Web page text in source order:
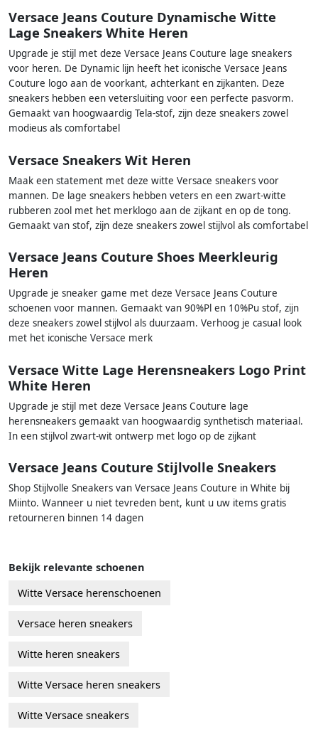
Versace Jeans Couture Dynamische Witte
Lage Sneakers White Heren
Upgrade je stijl met deze Versace Jeans Couture lage sneakers
voor heren. De Dynamic lijn heeft het iconische Versace Jeans
Couture logo aan de voorkant, achterkant en zijkanten. Deze
sneakers hebben een vetersluiting voor een perfecte pasvorm.
Gemaakt van hoogwaardig Tela-stof, zijn deze sneakers zowel
modieus als comfortabel
Versace Sneakers Wit Heren
Maak een statement met deze witte Versace sneakers voor
mannen. De lage sneakers hebben veters en een zwart-witte
rubberen zool met het merklogo aan de zijkant en op de tong.
Gemaakt van stof, zijn deze sneakers zowel stijlvol als comfortabel
Versace Jeans Couture Shoes Meerkleurig
Heren
Upgrade je sneaker game met deze Versace Jeans Couture
schoenen voor mannen. Gemaakt van 90%Pl en 10%Pu stof, zijn
deze sneakers zowel stijlvol als duurzaam. Verhoog je casual look
met het iconische Versace merk
Versace Witte Lage Herensneakers Logo Print
White Heren
Upgrade je stijl met deze Versace Jeans Couture lage
herensneakers gemaakt van hoogwaardig synthetisch materiaal.
In een stijlvol zwart-wit ontwerp met logo op de zijkant
Versace Jeans Couture Stijlvolle Sneakers
Shop Stijlvolle Sneakers van Versace Jeans Couture in White bij
Miinto. Wanneer u niet tevreden bent, kunt u uw items gratis
retourneren binnen 14 dagen
Bekijk relevante schoenen
Witte Versace herenschoenen
Versace heren sneakers
Witte heren sneakers
Witte Versace heren sneakers
Witte Versace sneakers